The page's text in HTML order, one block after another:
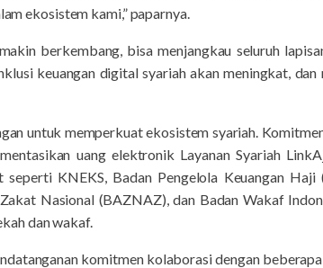
ekosistem kami,” paparnya.
berkembang, bisa menjangkau seluruh
keuangan digital syariah akan meningkat,
untuk memperkuat ekosistem syariah.
uang elektronik Layanan Syariah
KNEKS, Badan Pengelola Keuangan Haji
Nasional (BAZNAZ), dan Badan Wakaf
dan wakaf.
komitmen kolaborasi dengan